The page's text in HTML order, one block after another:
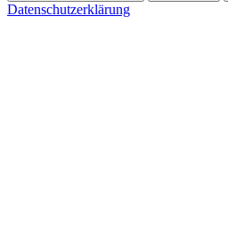
Datenschutzerklärung